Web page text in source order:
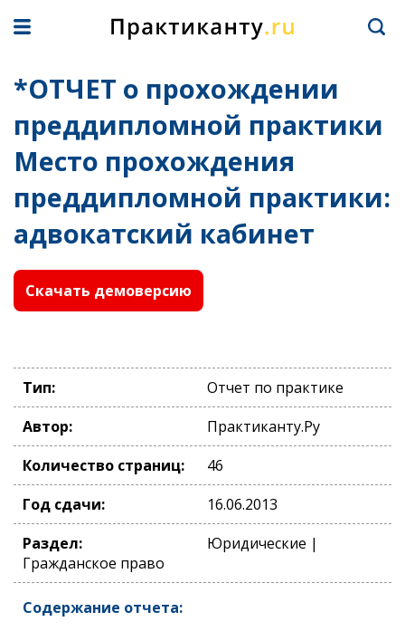
*ОТЧЕТ о прохождении
преддипломной практики
Место прохождения
преддипломной практики:
адвокатский кабинет
Скачать демоверсию
Тип:
Отчет по практике
Автор:
Практиканту.Ру
Количество страниц:
46
Год сдачи:
16.06.2013
Раздел:
Юридические |
Гражданское право
Содержание отчета: